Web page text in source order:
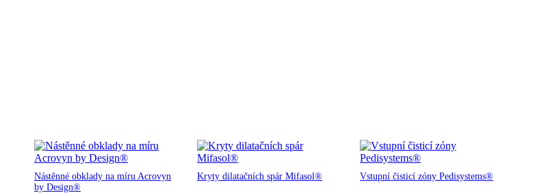
Nástěnné obklady na míru Acrovyn
by Design®
Kryty dilatačních spár Mifasol® Vstupní čisticí zóny Pedisystems®